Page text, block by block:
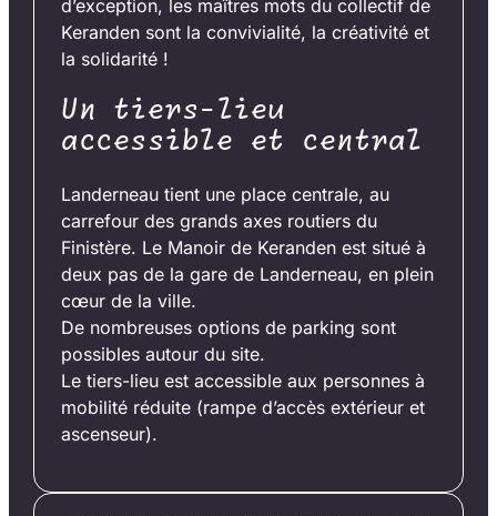
d’exception, les maîtres mots du collectif de
Keranden sont la convivialité, la créativité et
la solidarité !
Un tiers-lieu
accessible et central
Landerneau tient une place centrale, au
carrefour des grands axes routiers du
Finistère. Le Manoir de Keranden est situé à
deux pas de la gare de Landerneau, en plein
cœur de la ville.
De nombreuses options de parking sont
possibles autour du site.
Le tiers-lieu est accessible aux personnes à
mobilité réduite (rampe d’accès extérieur et
ascenseur).